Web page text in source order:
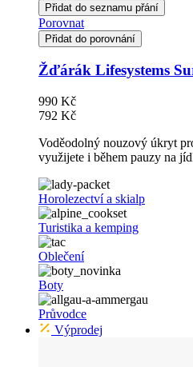
Přidat do seznamu přání
Porovnat
Přidat do porovnání
Žďárák Lifesystems
990 Kč
792 Kč
Voděodolný nouzový úkryt
využijete i během pauzy na
Horolezectví a skialp
Turistika a kemping
Oblečení
Boty
Průvodce
Výprodej